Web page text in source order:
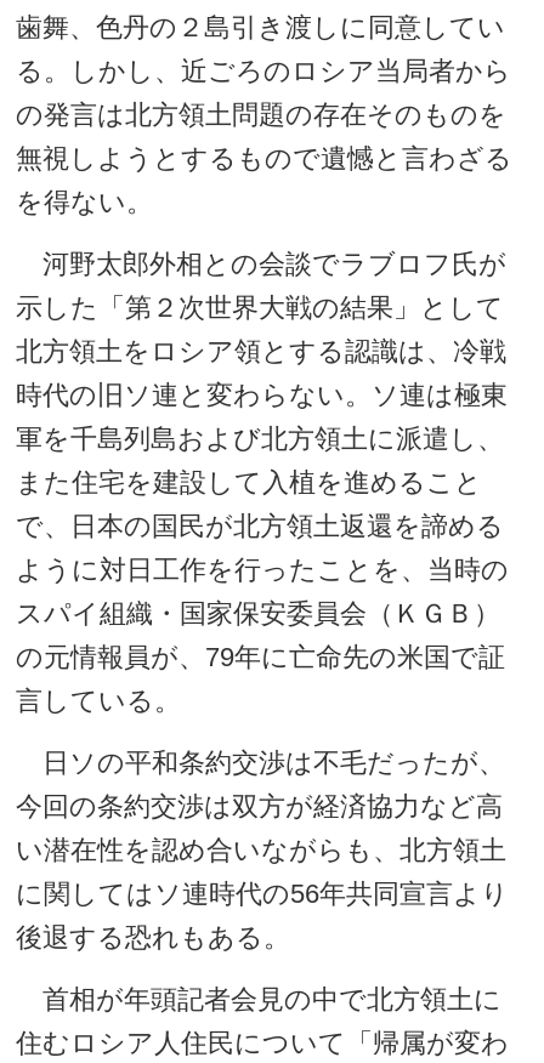
歯舞、色丹の２島引き渡しに同意してい
る。しかし、近ごろのロシア当局者から
の発言は北方領土問題の存在そのものを
無視しようとするもので遺憾と言わざる
を得ない。
河野太郎外相との会談でラブロフ氏が
示した「第２次世界大戦の結果」として
北方領土をロシア領とする認識は、冷戦
時代の旧ソ連と変わらない。ソ連は極東
軍を千島列島および北方領土に派遣し、
また住宅を建設して入植を進めること
で、日本の国民が北方領土返還を諦める
ように対日工作を行ったことを、当時の
スパイ組織・国家保安委員会（ＫＧＢ）
の元情報員が、79年に亡命先の米国で証
言している。
日ソの平和条約交渉は不毛だったが、
今回の条約交渉は双方が経済協力など高
い潜在性を認め合いながらも、北方領土
に関してはソ連時代の56年共同宣言より
後退する恐れもある。
首相が年頭記者会見の中で北方領土に
住むロシア人住民について「帰属が変わ